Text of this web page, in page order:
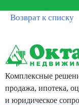
Возврат к списку
Комплексные
продажа, ипотека,
и юридическое